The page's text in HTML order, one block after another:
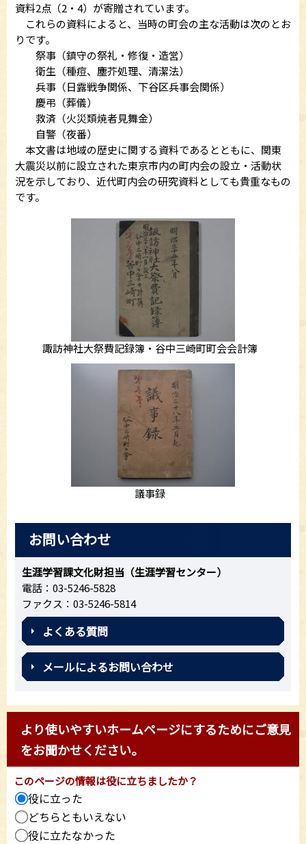
資料2点（2・4）が寄贈されています。
これらの資料によると、当時の町会の主な活動は次のとお
りです。
祭事（鎮守の祭礼・修復・造営）
衛生（種痘、塵芥処理、清潔法）
兵事（日露戦争関係、下谷区兵事会関係）
慶弔（葬儀）
救済（火災類焼者見舞金）
自警（夜番）
本文書は地域の歴史に関する資料であるとともに、関東
大震災以前に設立された東京市内の町内会の設立・活動状
況を示しており、近代町内会の研究資料としても貴重なもの
です。
諏訪神社大祭費記録簿・谷中三崎町町会会計簿
議事録
お問い合わせ
生涯学習課文化財担当（生涯学習センター）
電話：03-5246-5828
ファクス：03-5246-5814
よくある質問
メールによるお問い合わせ
より使いやすいホームページにするためにご意見
をお聞かせください。
このページの情報は役に立ちましたか？
役に立った
どちらともいえない
役に立たなかった